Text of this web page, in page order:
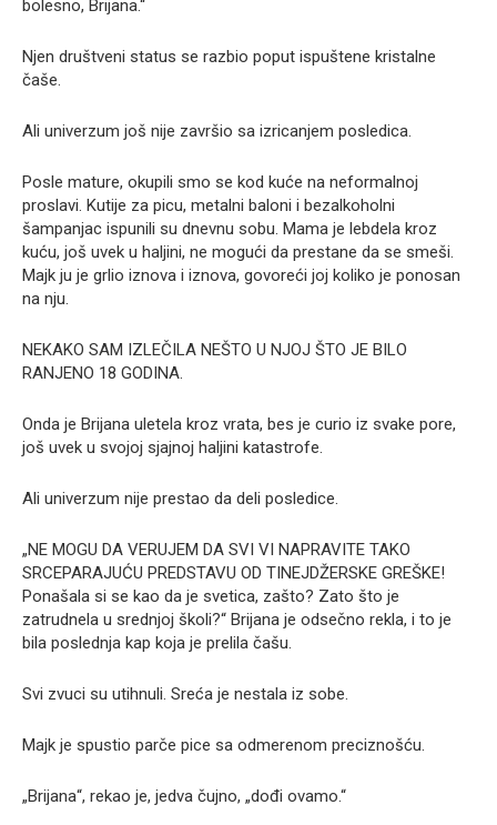
bolesno, Brijana.“
Njen društveni status se razbio poput ispuštene kristalne
čaše.
Ali univerzum još nije završio sa izricanjem posledica.
Posle mature, okupili smo se kod kuće na neformalnoj
proslavi. Kutije za picu, metalni baloni i bezalkoholni
šampanjac ispunili su dnevnu sobu. Mama je lebdela kroz
kuću, još uvek u haljini, ne mogući da prestane da se smeši.
Majk ju je grlio iznova i iznova, govoreći joj koliko je ponosan
na nju.
NEKAKO SAM IZLEČILA NEŠTO U NJOJ ŠTO JE BILO
RANJENO 18 GODINA.
Onda je Brijana uletela kroz vrata, bes je curio iz svake pore,
još uvek u svojoj sjajnoj haljini katastrofe.
Ali univerzum nije prestao da deli posledice.
„NE MOGU DA VERUJEM DA SVI VI NAPRAVITE TAKO
SRCEPARAJUĆU PREDSTAVU OD TINEJDŽERSKE GREŠKE!
Ponašala si se kao da je svetica, zašto? Zato što je
zatrudnela u srednjoj školi?“ Brijana je odsečno rekla, i to je
bila poslednja kap koja je prelila čašu.
Svi zvuci su utihnuli. Sreća je nestala iz sobe.
Majk je spustio parče pice sa odmerenom preciznošću.
„Brijana“, rekao je, jedva čujno, „dođi ovamo.“